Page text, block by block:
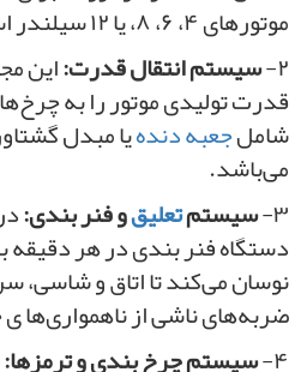
موتورهای ۴، ۶، ۸، یا ۱۲ سیلندر استفاده می‌شود.
۲- سیستم انتقال قدرت:این
قدرت تولیدی موتور را به
شاملجعبه دندهیا مبدل
می‌باشد.
۳- سیستمتعلیقو فنر بندی:
نوسان می‌کند تا اتاق و شاسی،
ضربه‌های ناشی از ناهمواری‌ها
۴- سیستم چرخ بندی و ترمزها: